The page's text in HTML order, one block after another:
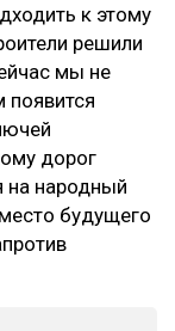
к этому
решили
мы не
появится
дорог
на народный
будущего